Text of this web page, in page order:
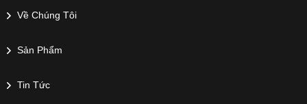
Về Chúng Tôi
Sản Phẩm
Tin Tức